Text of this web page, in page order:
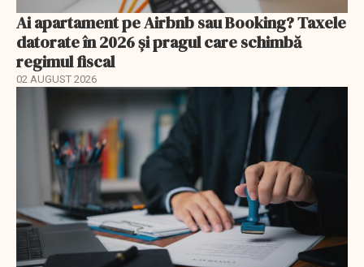
Ai apartament pe Airbnb sau Booking? Taxele
datorate în 2026 și pragul care schimbă
regimul fiscal
02 AUGUST 2026